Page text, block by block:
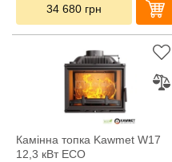
34 680 грн
Камінна топка Kawmet W17
12,3 кВт ECO